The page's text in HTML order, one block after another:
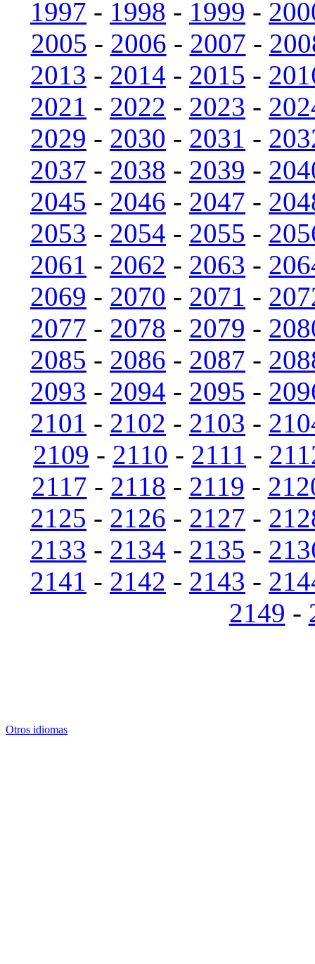
1997 - 1998 - 1999 -
2005 - 2006 - 2007 -
2013 - 2014 - 2015 -
2021 - 2022 - 2023 -
2029 - 2030 - 2031 -
2037 - 2038 - 2039 -
2045 - 2046 - 2047 -
2053 - 2054 - 2055 -
2061 - 2062 - 2063 -
2069 - 2070 - 2071 -
2077 - 2078 - 2079 -
2085 - 2086 - 2087 -
2093 - 2094 - 2095 -
2101 - 2102 - 2103 -
2109 - 2110 - 2111 -
2117 - 2118 - 2119 -
2125 - 2126 - 2127 -
2133 - 2134 - 2135 -
2141 - 2142 - 2143 -
2149 -
Otros idiomas